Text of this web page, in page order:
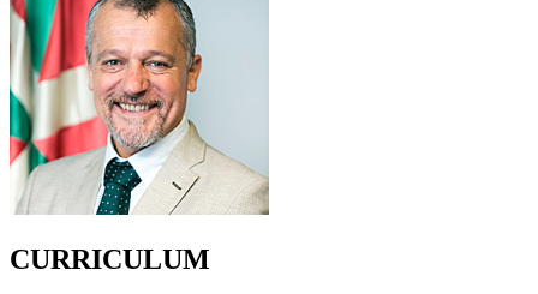
CURRICULUM